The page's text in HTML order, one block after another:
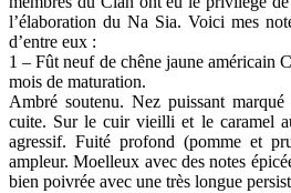
l’élaboration du Na Sia. Voici mes
d’entre eux :
1 – Fût neuf de chêne jaune américain
mois de maturation.
Ambré soutenu. Nez puissant
cuite. Sur le cuir vieilli et le caramel
agressif. Fuité profond (pomme et
ampleur. Moelleux avec des notes
bien poivrée avec une très longue